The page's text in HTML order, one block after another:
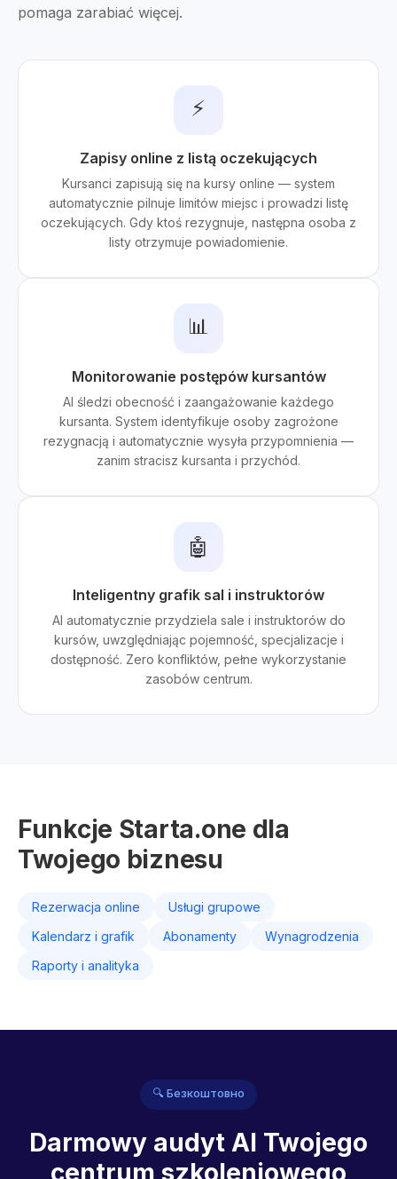
pomaga zarabiać więcej.
⚡
Zapisy online z listą oczekujących
Kursanci zapisują się na kursy online — system
automatycznie pilnuje limitów miejsc i prowadzi listę
oczekujących. Gdy ktoś rezygnuje, następna osoba z
listy otrzymuje powiadomienie.
📊
Monitorowanie postępów kursantów
AI śledzi obecność i zaangażowanie każdego
kursanta. System identyfikuje osoby zagrożone
rezygnacją i automatycznie wysyła przypomnienia —
zanim stracisz kursanta i przychód.
🤖
Inteligentny grafik sal i instruktorów
AI automatycznie przydziela sale i instruktorów do
kursów, uwzględniając pojemność, specjalizacje i
dostępność. Zero konfliktów, pełne wykorzystanie
zasobów centrum.
Funkcje Starta.one dla
Twojego biznesu
Rezerwacja online
Usługi grupowe
Kalendarz i grafik
Abonamenty
Wynagrodzenia
Raporty i analityka
🔍 Безкоштовно
Darmowy audyt AI Twojego
centrum szkoleniowego